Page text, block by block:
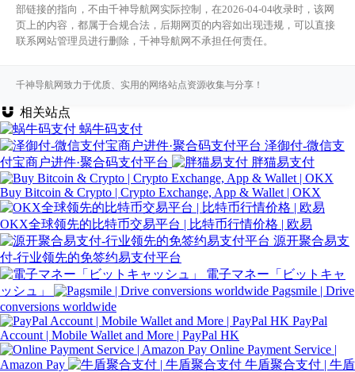
部链接的指向，不由千神导航网实际控制，在2026-04-04收录时，该网
页上的内容，都属于合规合法，后期网页的内容如出现违规，可以直接
联系网站管理员进行删除，千神导航网不承担任何责任。
千神导航网致力于优质、实用的网络站点资源收集与分享！
相关站点
蜗牛码支付
泽御付-微信支
付宝商户进件·聚合码支付平台
胖猫易支付
Buy Bitcoin & Crypto | Crypto Exchange, App & Wallet | OKX
OKX全球领先的比特币交易平台 | 比特币行情价格 | 欧易
源开聚合易支
付-行业领先的免签约易支付平台
電子マネー「ビットキャ
ッシュ」
Pagsmile | Drive
conversions worldwide
PayPal
Account | Mobile Wallet and More | PayPal HK
Online Payment Service |
Amazon Pay
牛盾聚合支付 | 牛盾